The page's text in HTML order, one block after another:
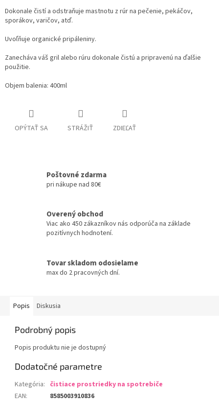
Dokonale čistí a odstraňuje mastnotu z rúr na pečenie, pekáčov,
sporákov, varičov, atď.
Uvoľňuje organické pripáleniny.
Zanecháva váš gril alebo rúru dokonale čistú a pripravenú na ďalšie
použitie.
Objem balenia: 400ml
OPÝTAŤ SA STRÁŽIŤ ZDIEĽAŤ
Poštovné zdarma
pri nákupe nad 80€
Overený obchod
Viac ako 450 zákazníkov nás odporúča na základe
pozitívnych hodnotení.
Tovar skladom odosielame
max do 2 pracovných dní.
Popis Diskusia
Podrobný popis
Popis produktu nie je dostupný
Dodatočné parametre
Kategória: čistiace prostriedky na spotrebiče
EAN: 8585003910836